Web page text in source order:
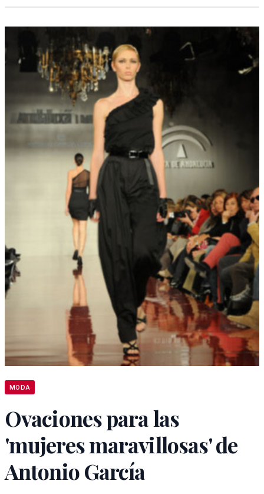
MODA
Ovaciones para las
'mujeres maravillosas' de
Antonio García